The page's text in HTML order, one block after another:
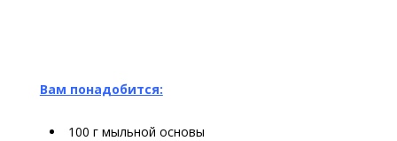
Вам понадобится:
100 г мыльной основы